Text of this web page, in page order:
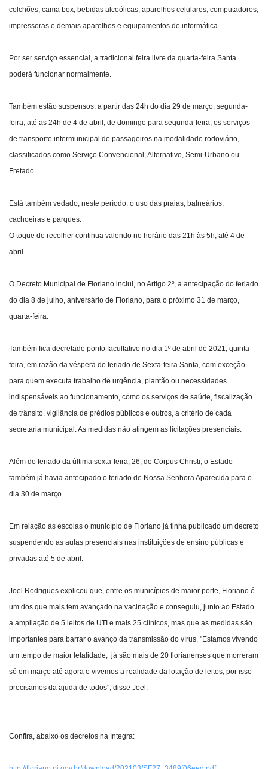
colchões, cama box, bebidas alcoólicas, aparelhos celulares, computadores,
impressoras e demais aparelhos e equipamentos de informática.
Por ser serviço essencial, a tradicional feira livre da quarta-feira Santa
poderá funcionar normalmente.
Também estão suspensos, a partir das 24h do dia 29 de março, segunda-
feira, até as 24h de 4 de abril, de domingo para segunda-feira, os serviços
de transporte intermunicipal de passageiros na modalidade rodoviário,
classificados como Serviço Convencional, Alternativo, Semi-Urbano ou
Fretado.
Está também vedado, neste período, o uso das praias, balneários,
cachoeiras e parques.
O toque de recolher continua valendo no horário das 21h às 5h, até 4 de
abril.
O Decreto Municipal de Floriano inclui, no Artigo 2º, a antecipação do feriado
do dia 8 de julho, aniversário de Floriano, para o próximo 31 de março,
quarta-feira.
Também fica decretado ponto facultativo no dia 1º de abril de 2021, quinta-
feira, em razão da véspera do feriado de Sexta-feira Santa, com exceção
para quem executa trabalho de urgência, plantão ou necessidades
indispensáveis ao funcionamento, como os serviços de saúde, fiscalização
de trânsito, vigilância de prédios públicos e outros, a critério de cada
secretaria municipal. As medidas não atingem as licitações presenciais.
Além do feriado da última sexta-feira, 26, de Corpus Christi, o Estado
também já havia antecipado o feriado de Nossa Senhora Aparecida para o
dia 30 de março.
Em relação às escolas o município de Floriano já tinha publicado um decreto
suspendendo as aulas presenciais nas instituições de ensino públicas e
privadas até 5 de abril.
Joel Rodrigues explicou que, entre os municípios de maior porte, Floriano é
um dos que mais tem avançado na vacinação e conseguiu, junto ao Estado
a ampliação de 5 leitos de UTI e mais 25 clínicos, mas que as medidas são
importantes para barrar o avanço da transmissão do vírus. "Estamos vivendo
um tempo de maior letalidade, já são mais de 20 florianenses que morreram
só em março até agora e vivemos a realidade da lotação de leitos, por isso
precisamos da ajuda de todos", disse Joel.
Confira, abaixo os decretos na íntegra: